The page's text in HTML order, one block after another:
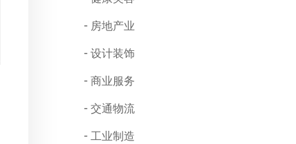
房地产业
设计装饰
商业服务
交通物流
工业制造